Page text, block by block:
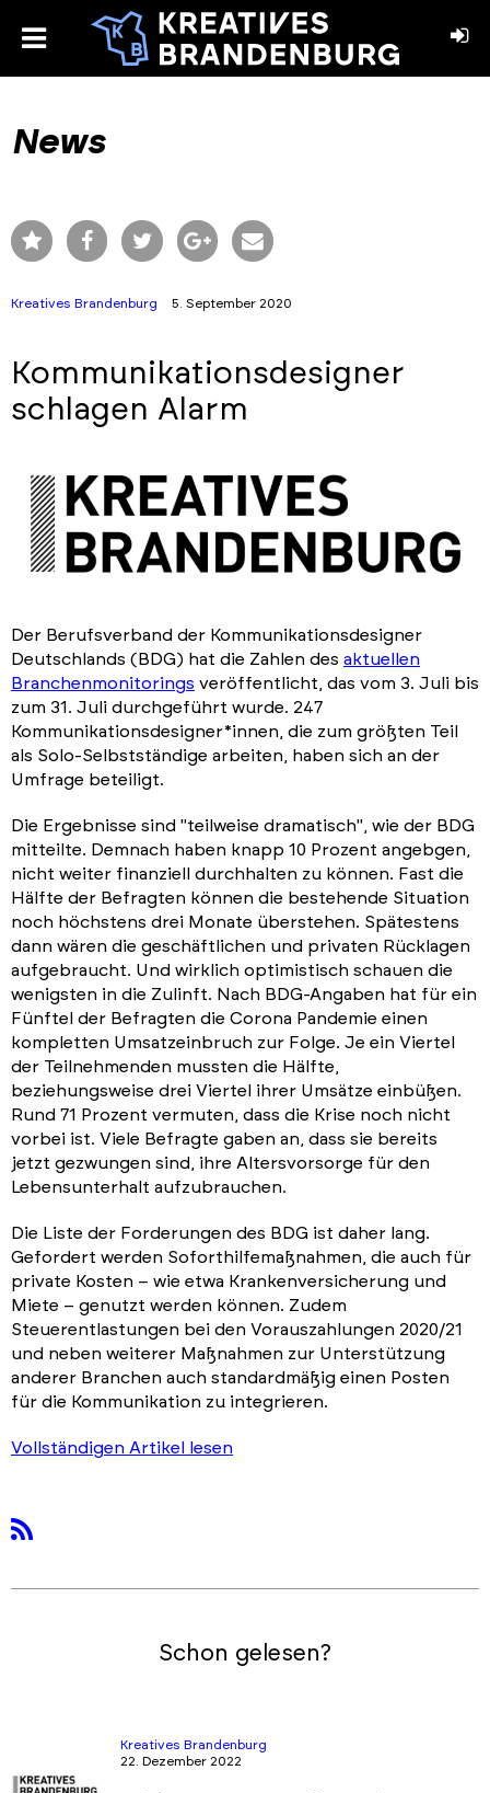
toggle
News
Kreatives Brandenburg 5. September 2020
Kommunikationsdesigner
schlagen Alarm
Der Berufsverband der Kommunikationsdesigner
Deutschlands (BDG) hat die Zahlen des aktuellen
Branchenmonitorings veröffentlicht, das vom 3. Juli bis
zum 31. Juli durchgeführt wurde. 247
Kommunikationsdesigner*innen, die zum größten Teil
als Solo-Selbstständige arbeiten, haben sich an der
Umfrage beteiligt.
Die Ergebnisse sind "teilweise dramatisch", wie der BDG
mitteilte. Demnach haben knapp 10 Prozent angebgen,
nicht weiter finanziell durchhalten zu können. Fast die
Hälfte der Befragten können die bestehende Situation
noch höchstens drei Monate überstehen. Spätestens
dann wären die geschäftlichen und privaten Rücklagen
aufgebraucht. Und wirklich optimistisch schauen die
wenigsten in die Zulinft. Nach BDG-Angaben hat für ein
Fünftel der Befragten die Corona Pandemie einen
kompletten Umsatzeinbruch zur Folge. Je ein Viertel
der Teilnehmenden mussten die Hälfte,
beziehungsweise drei Viertel ihrer Umsätze einbüßen.
Rund 71 Prozent vermuten, dass die Krise noch nicht
vorbei ist. Viele Befragte gaben an, dass sie bereits
jetzt gezwungen sind, ihre Altersvorsorge für den
Lebensunterhalt aufzubrauchen.
Die Liste der Forderungen des BDG ist daher lang.
Gefordert werden Soforthilfemaßnahmen, die auch für
private Kosten – wie etwa Krankenversicherung und
Miete – genutzt werden können. Zudem
Steuerentlastungen bei den Vorauszahlungen 2020/21
und neben weiterer Maßnahmen zur Unterstützung
anderer Branchen auch standardmäßig einen Posten
für die Kommunikation zu integrieren.
Vollständigen Artikel lesen
Schon gelesen?
Kreatives Brandenburg
22. Dezember 2022